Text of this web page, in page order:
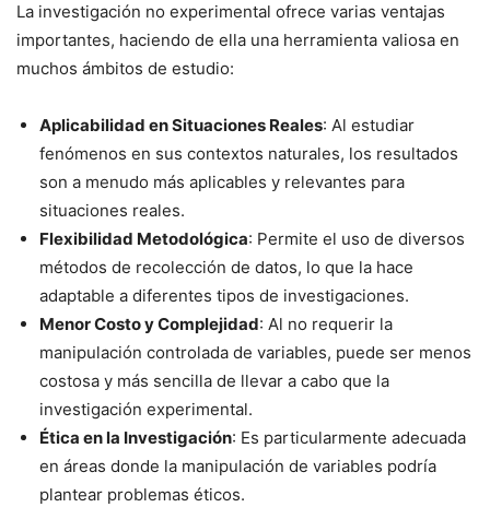
La investigación no experimental ofrece varias ventajas
importantes, haciendo de ella una herramienta valiosa en
muchos ámbitos de estudio:
Aplicabilidad en Situaciones Reales: Al estudiar
fenómenos en sus contextos naturales, los resultados
son a menudo más aplicables y relevantes para
situaciones reales.
Flexibilidad Metodológica: Permite el uso de diversos
métodos de recolección de datos, lo que la hace
adaptable a diferentes tipos de investigaciones.
Menor Costo y Complejidad: Al no requerir la
manipulación controlada de variables, puede ser menos
costosa y más sencilla de llevar a cabo que la
investigación experimental.
Ética en la Investigación: Es particularmente adecuada
en áreas donde la manipulación de variables podría
plantear problemas éticos.